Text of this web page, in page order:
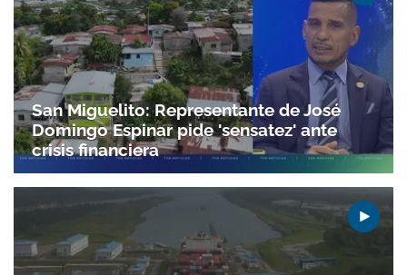
San Miguelito: Representante de José
Domingo Espinar pide 'sensatez' ante
crisis financiera